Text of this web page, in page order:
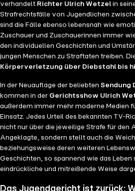
verhandelt Richter Ulrich Wetzel in
Strafrechtsfälle von Jugendlichen
sind die Fälle ebenso lebensnah wie
Zuschauer und Zuschauerinnen immer
den individuellen Geschichten und
jungen Menschen zu Straftaten treiben.
Körperverletzung über Diebstahl bis
In der Neuauflage der beliebtenSendung
kommen in der Gerichtsshow Ulrich
außerdem immer mehr moderne Medien
Einsatz. Jedes Urteil des bekannten TV-
nicht nur über die jeweilige Strafe für den
Angeklagte, sondern stellt auch die
beziehungsweise deren weiteren
Geschichten, so spannend wie das
eindrückliche und mitreißende Weise
Das Jugendgericht ist zurück: